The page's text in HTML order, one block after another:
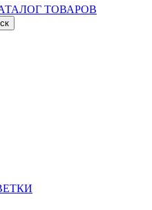
ТОВАРОВ